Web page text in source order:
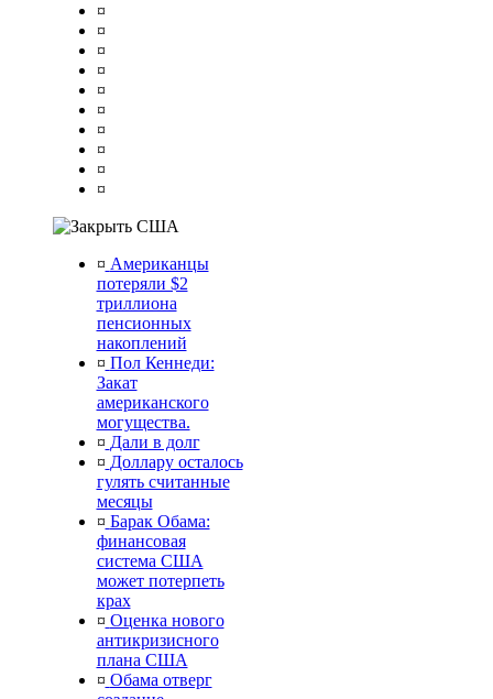
¤
¤
¤
¤
¤
¤
¤
¤
¤
¤
США
¤ Американцы
потеряли $2
триллиона
пенсионных
накоплений
¤ Пол Кеннеди:
Закат
американского
могущества.
¤ Дали в долг
¤ Доллару осталось
гулять считанные
месяцы
¤ Барак Обама:
финансовая
система США
может потерпеть
крах
¤ Оценка нового
антикризисного
плана США
¤ Обама отверг